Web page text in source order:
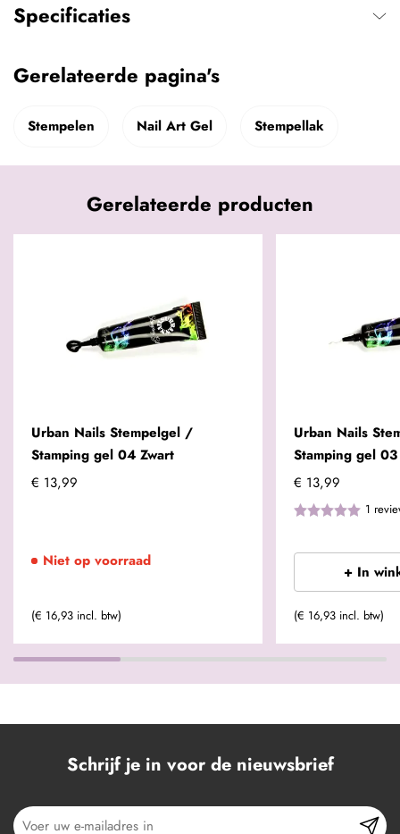
Specificaties
Gerelateerde pagina's
Stempelen Nail Art Gel Stempellak
Gerelateerde producten
Urban Nails Stempelgel /
Stamping gel 04 Zwart
€ 13,99
Niet op voorraad
(€ 16,93 incl. btw)
Urban Nails
Stamping gel
€ 13,99
1
+ In
(€ 16,93 incl. btw)
Schrijf je in voor de nieuwsbrief